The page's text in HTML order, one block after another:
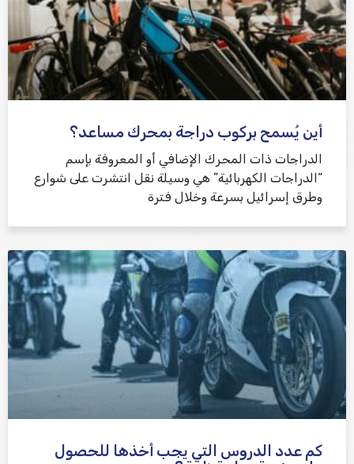
أين يُسمح بركوب دراجة بمحرك مساعد؟
الدراجات ذات المحرك الإضافي أو المعروفة بإسم
“الدراجات الكهربائية” هي وسيلة نقل انتشرت على شوارع
وطرق إسرائيل بسرعة وخلال فترة
كم عدد الدروس التي يجب أخذها للحصول